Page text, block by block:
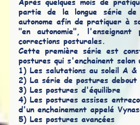
partie de la longue série
autonome afin de pratiquer à
"en autonomie",
corrections posturales.
Cette première série est
postures qui s'enchainent
1) Les salutations au soleil A &
2) La série de postures debout
3) Les postures d'équilibre
4) Les postures assises
d'un enchainement appelé
5) Les postures avancées